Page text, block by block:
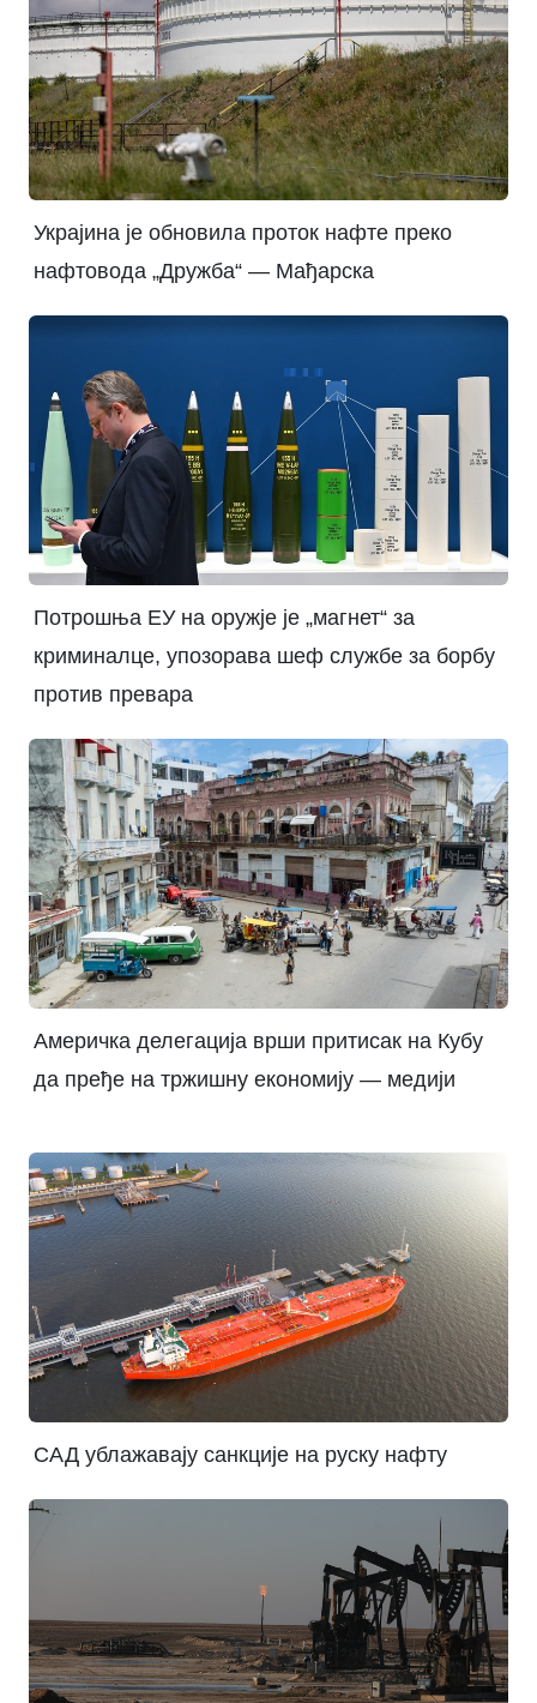
Украјина је обновила проток нафте преко
нафтовода „Дружба“ — Мађарска
Потрошња ЕУ на оружје је „магнет“ за
криминалце, упозорава шеф службе за борбу
против превара
Америчка делегација врши притисак на Кубу
да пређе на тржишну економију — медији
САД ублажавају санкције на руску нафту